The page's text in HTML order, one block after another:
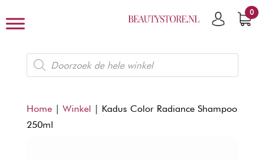
0
Producten
zoeken
Home| Winkel | Kadus Color Radiance Shampoo
250ml